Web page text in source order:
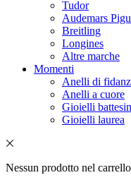
Tudor
Audemars
Breitling
Longines
Altre marche
Momenti
Anelli di
Anelli a cuore
Gioielli
Gioielli laurea
Nessun prodotto nel